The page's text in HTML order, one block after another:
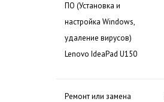
ПО (Установка и
настройка Windows,
удаление вирусов)
Lenovo IdeaPad U150
Ремонт или замена